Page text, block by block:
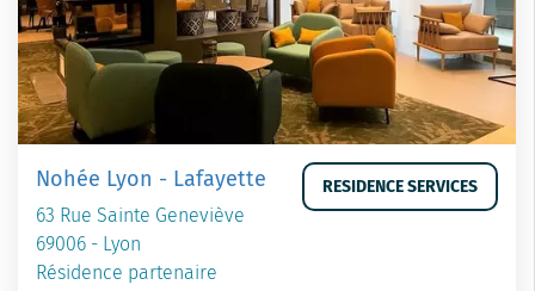
Nohée Lyon - Lafayette
63 Rue Sainte Geneviève
69006 - Lyon
Résidence partenaire
RESIDENCE SERVICES